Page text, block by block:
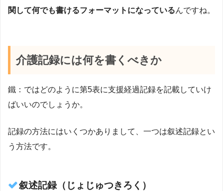
関して何でも書けるフォーマットになっているんですね。
介護記録には何を書くべきか
鐵：ではどのように第5表に支援経過記録を記載していけ
ばいいのでしょうか。
記録の方法にはいくつかありまして、一つは叙述記録とい
う方法です。
叙述記録（じょじゅつきろく）